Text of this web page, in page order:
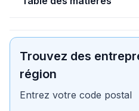
Trouvez des
région
Entrez votre code postal